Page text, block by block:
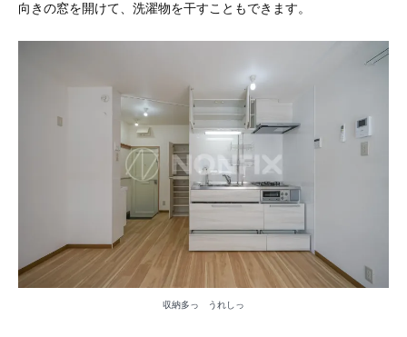
向きの窓を開けて、洗濯物を干すこともできます。
収納多っ うれしっ